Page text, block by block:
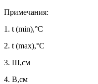
Примечания:
1. t (min),°C
2. t (max),°C
3. Ш,см
4. В,см